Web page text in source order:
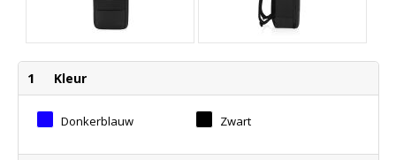
1 Kleur
Donkerblauw Zwart